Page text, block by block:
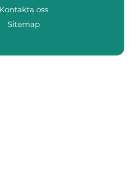
Kontakta oss
Sitemap